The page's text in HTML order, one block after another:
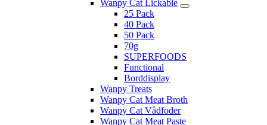
Wanpy Cat Lickable
25 Pack
40 Pack
50 Pack
70g
SUPERFOODS
Functional
Borddisplay
Wanpy Treats
Wanpy Cat Meat Broth
Wanpy Cat Vådfoder
Wanpy Cat Meat Paste